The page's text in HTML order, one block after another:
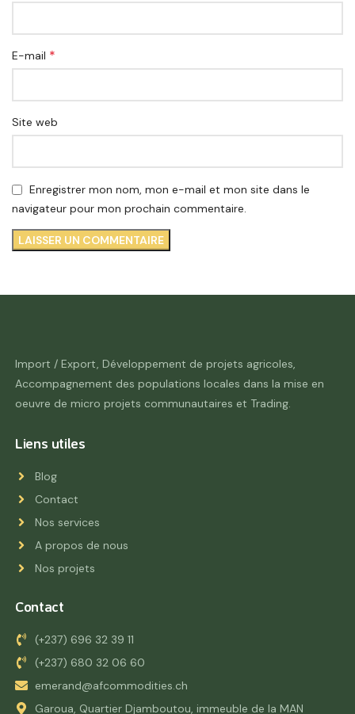
E-mail *
Site web
Enregistrer mon nom, mon e-mail et mon site dans le
navigateur pour mon prochain commentaire.
Import / Export, Développement de projets agricoles,
Accompagnement des populations locales dans la mise en
oeuvre de micro projets communautaires et Trading.
Liens utiles
Blog
Contact
Nos services
A propos de nous
Nos projets
Contact
(+237) 696 32 39 11
(+237) 680 32 06 60
emerand@afcommodities.ch
Garoua, Quartier Djamboutou, immeuble de la MAN